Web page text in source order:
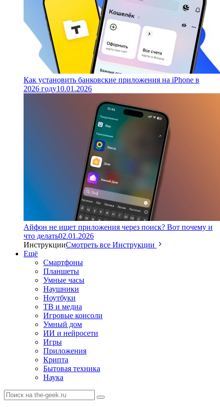
Как установить банковские приложения на iPhone в
2026 году10.01.2026
Айфон не ищет приложения через поиск? Вот почему и
что делать02.01.2026
ИнструкцииСмотреть все Инструкции
Ещё
Смартфоны
Планшеты
Умные часы
Наушники
Ноутбуки
ТВ и медиа
Игровые консоли
Умный дом
ИИ и нейросети
Игры
Приложения
Крипта
Бытовая техника
Наука